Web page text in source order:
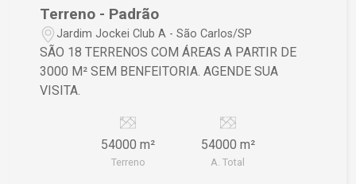
Terreno - Padrão
Jardim Jockei Club A - São Carlos/SP
SÃO 18 TERRENOS COM ÁREAS A PARTIR DE
3000 M² SEM BENFEITORIA. AGENDE SUA
VISITA.
54000 m²
Terreno
54000 m²
A. Total